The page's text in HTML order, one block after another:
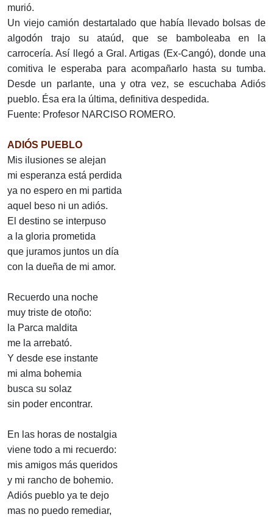
murió.
Un viejo camión destartalado que había llevado bolsas de
algodón trajo su ataúd, que se bamboleaba en la
carrocería. Así llegó a Gral. Artigas (Ex-Cangó), donde una
comitiva le esperaba para acompañarlo hasta su tumba.
Desde un parlante, una y otra vez, se escuchaba Adiós
pueblo. Ésa era la última, definitiva despedida.
Fuente: Profesor NARCISO ROMERO.
ADIÓS PUEBLO
Mis ilusiones se alejan
mi esperanza está perdida
ya no espero en mi partida
aquel beso ni un adiós.
El destino se interpuso
a la gloria prometida
que juramos juntos un día
con la dueña de mi amor.
Recuerdo una noche
muy triste de otoño:
la Parca maldita
me la arrebató.
Y desde ese instante
mi alma bohemia
busca su solaz
sin poder encontrar.
En las horas de nostalgia
viene todo a mi recuerdo:
mis amigos más queridos
y mi rancho de bohemio.
Adiós pueblo ya te dejo
mas no puedo remediar,